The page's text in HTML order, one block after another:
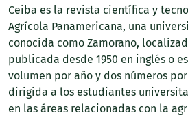
Ceiba es la revista científica y
Agrícola Panamericana, una
conocida como Zamorano,
publicada desde 1950 en inglés o
volumen por año y dos números
dirigida a los estudiantes
en las áreas relacionadas con la